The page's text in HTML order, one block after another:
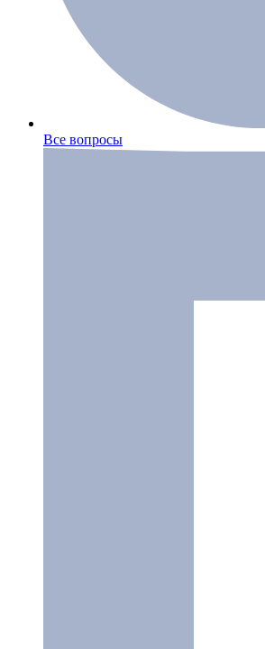
Все вопросы